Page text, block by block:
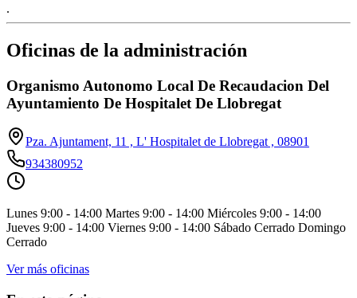
.
Oficinas de la administración
Organismo Autonomo Local De Recaudacion Del
Ayuntamiento De Hospitalet De Llobregat
Pza. Ajuntament, 11 , L' Hospitalet de Llobregat , 08901
934380952
Lunes 9:00 - 14:00 Martes 9:00 - 14:00 Miércoles 9:00 - 14:00
Jueves 9:00 - 14:00 Viernes 9:00 - 14:00 Sábado Cerrado Domingo
Cerrado
Ver más oficinas